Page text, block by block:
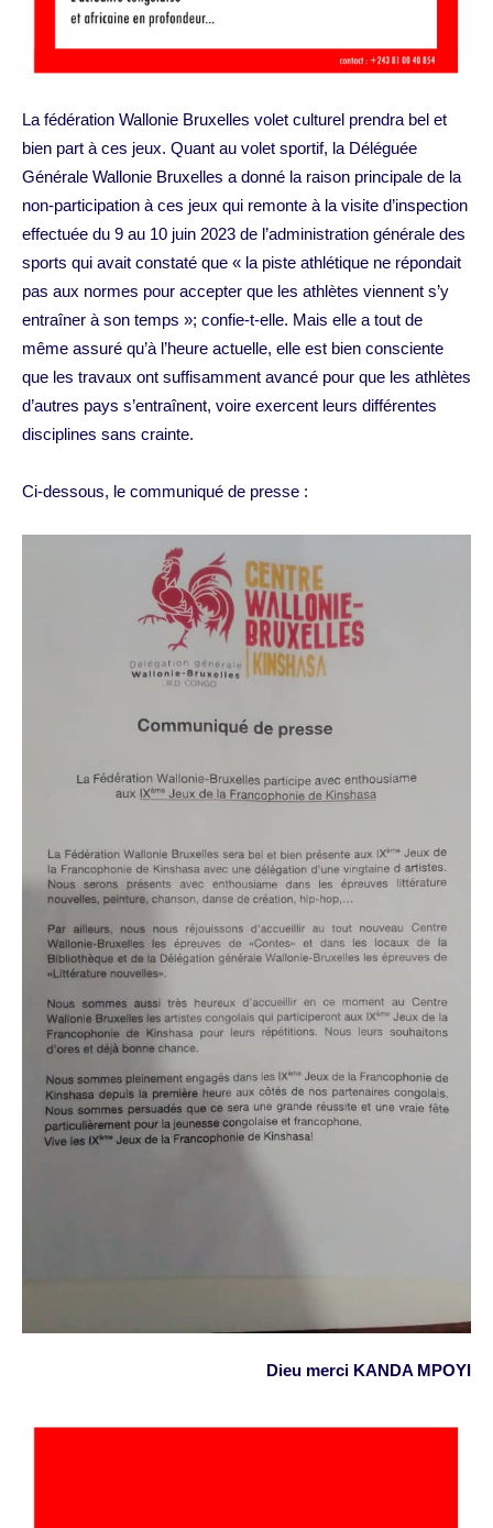
La fédération Wallonie Bruxelles volet culturel prendra bel et
bien part à ces jeux. Quant au volet sportif, la Déléguée
Générale Wallonie Bruxelles a donné la raison principale de la
non-participation à ces jeux qui remonte à la visite d’inspection
effectuée du 9 au 10 juin 2023 de l’administration générale des
sports qui avait constaté que « la piste athlétique ne répondait
pas aux normes pour accepter que les athlètes viennent s’y
entraîner à son temps »; confie-t-elle. Mais elle a tout de
même assuré qu’à l’heure actuelle, elle est bien consciente
que les travaux ont suffisamment avancé pour que les athlètes
d’autres pays s’entraînent, voire exercent leurs différentes
disciplines sans crainte.
Ci-dessous, le communiqué de presse :
Dieu merci KANDA MPOYI